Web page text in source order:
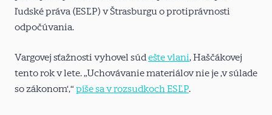
ľudské práva (ESĽP) v Štrasburgu o protiprávnosti
odpočúvania.
Vargovej sťažnosti vyhovel súdešte vlani, Haščákovej
tento rok v lete. „Uchovávanie materiálov nie je ‚v súlade
so zákonom‘,“ píše sa v rozsudkoch ESĽP.